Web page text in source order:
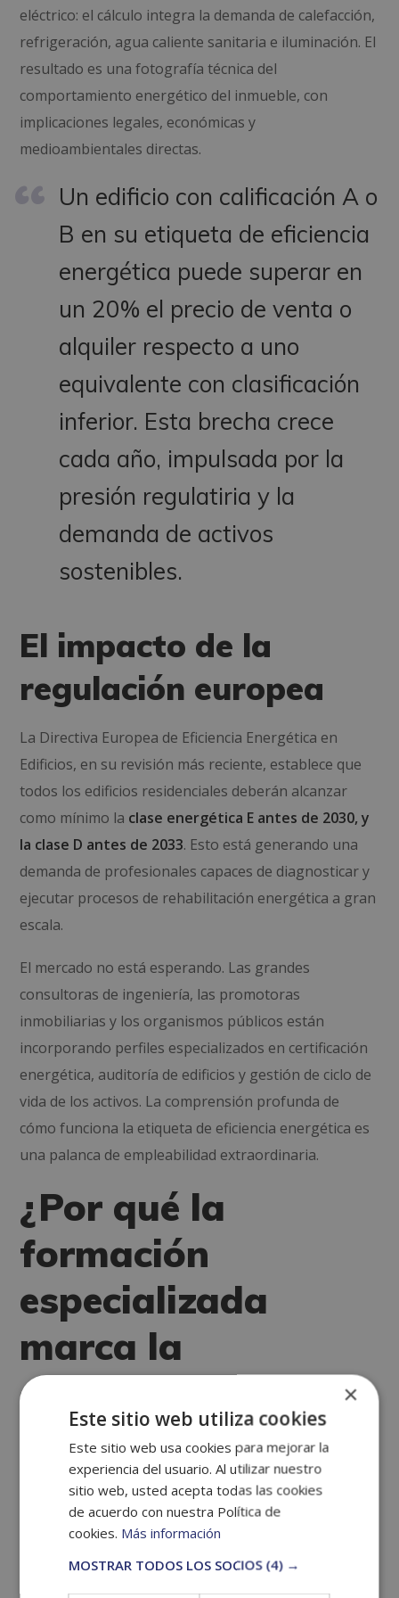
eléctrico: el cálculo integra la demanda de calefacción,
refrigeración, agua caliente sanitaria e iluminación. El
resultado es una fotografía técnica del
comportamiento energético del inmueble, con
implicaciones legales, económicas y
medioambientales directas.
Un edificio con calificación A o
B en su etiqueta de eficiencia
energética puede superar en
un 20% el precio de venta o
alquiler respecto a uno
equivalente con clasificación
inferior. Esta brecha crece
cada año, impulsada por la
presión regulatiria y la
demanda de activos
sostenibles.
El impacto de la
regulación europea
La Directiva Europea de Eficiencia Energética en
Edificios, en su revisión más reciente, establece que
todos los edificios residenciales deberán alcanzar
como mínimo la clase energética E antes de 2030, y
la clase D antes de 2033. Esto está generando una
demanda de profesionales capaces de diagnosticar y
ejecutar procesos de rehabilitación energética a gran
escala.
El mercado no está esperando. Las grandes
consultoras de ingeniería, las promotoras
inmobiliarias y los organismos públicos están
incorporando perfiles especializados en certificación
energética, auditoría de edificios y gestión de ciclo de
vida de los activos. La comprensión profunda de
cómo funciona la etiqueta de eficiencia energética es
una palanca de empleabilidad extraordinaria.
¿Por qué la
formación
especializada
marca la
diferencia?
Conocer los fundamentos teóricos de la eficiencia
energética es relativamente sencillo. Lo que resulta
verdaderamente escaso es la capacidad de integrar
ese conocimiento en decisiones de negocio,
donde la formación avanzada cobra una relevancia
×
Este sitio web utiliza cookies
Este sitio web usa cookies para mejorar la
experiencia del usuario. Al utilizar nuestro
sitio web, usted acepta todas las cookies
de acuerdo con nuestra Política de
cookies. Más información
MOSTRAR TODOS LOS SOCIOS (4) →